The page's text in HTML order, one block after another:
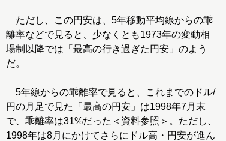
ただし、この円安は、5年移動平均線からの乖
離率などで見ると、少なくとも1973年の変動相
場制以降では「最高の行き過ぎた円安」のよう
だ。
5年線からの乖離率で見ると、これまでのドル/
円の月足で見た「最高の円安」は1998年7月末
で、乖離率は31%だった＜資料参照＞。ただし、
1998年は8月にかけてさらにドル高・円安が進ん